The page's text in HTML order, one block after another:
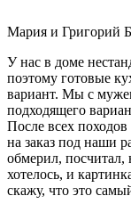
Мария и Григорий
У нас в доме
поэтому готовые
вариант. Мы с
подходящего
После всех
на заказ под наши
обмерил, посчитал,
хотелось, и
скажу, что это